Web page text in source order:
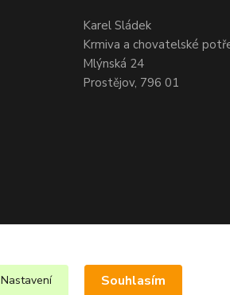
Karel Sládek
Krmiva a chovatelské
Mlýnská 24
Prostějov, 796 01
Nastavení Souhlasím